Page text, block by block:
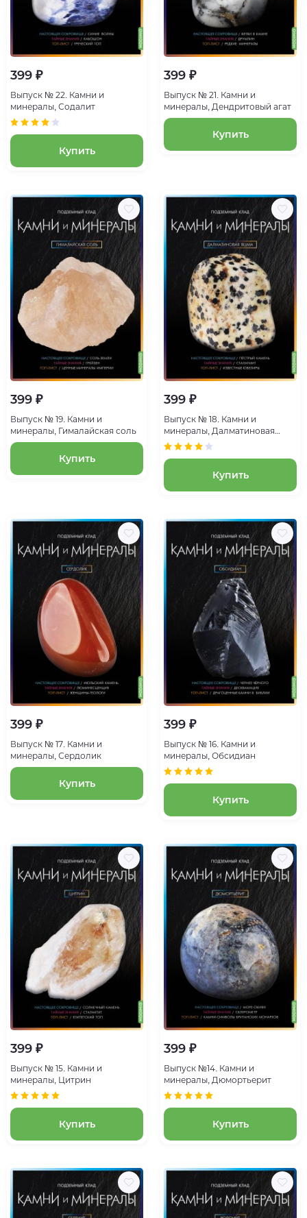
399 ₽
Выпуск № 22. Камни и
минералы, Содалит
Купить
399 ₽
Выпуск № 21. Камни и
минералы, Дендритовый агат
Купить
399 ₽
Выпуск № 19. Камни и
минералы, Гималайская соль
Купить
399 ₽
Выпуск № 18. Камни и
минералы, Далматиновая
яшма
Купить
399 ₽
Выпуск № 17. Камни и
минералы, Сердолик
Купить
399 ₽
Выпуск № 16. Камни и
минералы, Обсидиан
Купить
399 ₽
Выпуск № 15. Камни и
минералы, Цитрин
Купить
399 ₽
Выпуск №14. Камни и
минералы, Дюмортьерит
Купить